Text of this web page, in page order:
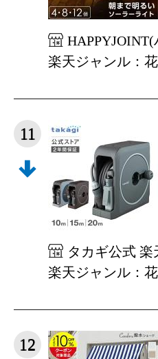
楽天ジャンル：
11
タカギ公式 楽
楽天ジャンル：
12